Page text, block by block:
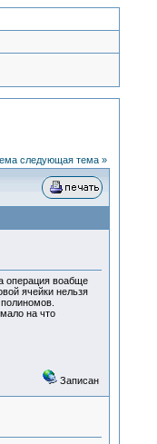
следующая тема »
операция воабще
ячейки нельзя
на что
Записан